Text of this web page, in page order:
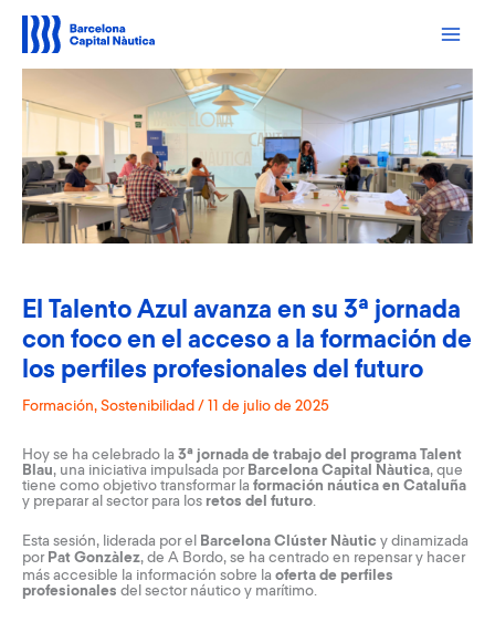
contenido
El Talento Azul avanza en su 3ª jornada
con foco en el acceso a la formación de
los perfiles profesionales del futuro
Formación, Sostenibilidad / 11 de julio de 2025
Hoy se ha celebrado la 3ª jornada de trabajo del programa Talent
Blau, una iniciativa impulsada por Barcelona Capital Nàutica, que
tiene como objetivo transformar la formación náutica en Cataluña
y preparar al sector para los retos del futuro.
Esta sesión, liderada por el Barcelona Clúster Nàutic y dinamizada
por Pat Gonzàlez, de A Bordo, se ha centrado en repensar y hacer
más accesible la información sobre la oferta de perfiles
profesionales del sector náutico y marítimo.